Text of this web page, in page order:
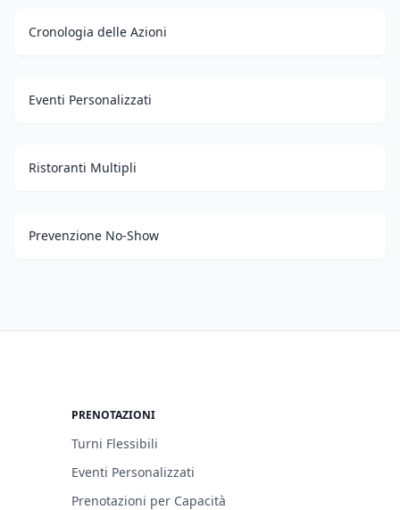
Cronologia delle Azioni
Eventi Personalizzati
Ristoranti Multipli
Prevenzione No-Show
PRENOTAZIONI
Turni Flessibili
Eventi Personalizzati
Prenotazioni per Capacità